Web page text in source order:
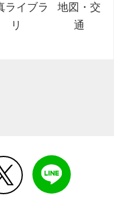
ライブラ
リ
地図・交
通